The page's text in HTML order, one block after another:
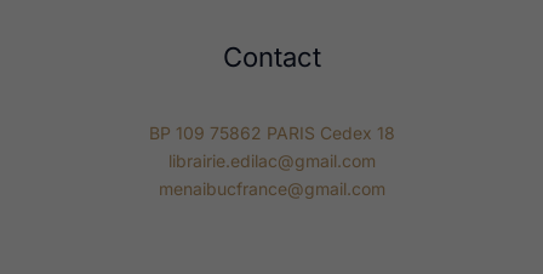
Contact
BP 109 75862 PARIS Cedex 18
librairie.edilac@gmail.com
menaibucfrance@gmail.com